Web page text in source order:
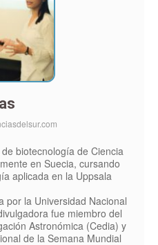
biotecnología de Ciencia
en Suecia, cursando
aplicada en la Uppsala
por la Universidad Nacional
fue miembro del
Astronómica (Cedia) y
de la Semana Mundial